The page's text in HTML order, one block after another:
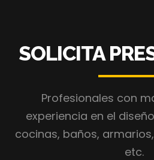
SOLICITA
Profesionales con
experiencia en el
cocinas, baños,
etc.